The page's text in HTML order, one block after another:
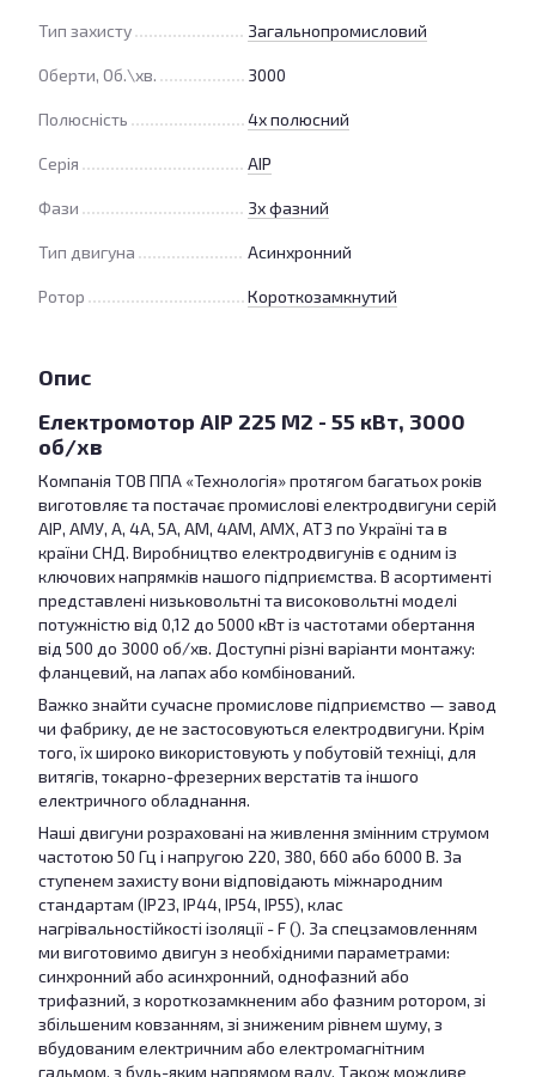
Тип захисту Загальнопромисловий
Оберти, Об.\хв. 3000
Полюсність 4х полюсний
Серія АІР
Фази 3х фазний
Тип двигуна Асинхронний
Ротор Короткозамкнутий
Опис
Електромотор АІР 225 M2 - 55 кВт, 3000
об/хв
Компанія ТОВ ППА «Технологія» протягом багатьох років
виготовляє та постачає промислові електродвигуни серій
АІР, АМУ, А, 4А, 5А, АМ, 4АМ, АМХ, АТ3 по Україні та в
країни СНД. Виробництво електродвигунів є одним із
ключових напрямків нашого підприємства. В асортименті
представлені низьковольтні та високовольтні моделі
потужністю від 0,12 до 5000 кВт із частотами обертання
від 500 до 3000 об/хв. Доступні різні варіанти монтажу:
фланцевий, на лапах або комбінований.
Важко знайти сучасне промислове підприємство — завод
чи фабрику, де не застосовуються електродвигуни. Крім
того, їх широко використовують у побутовій техніці, для
витягів, токарно-фрезерних верстатів та іншого
електричного обладнання.
Наші двигуни розраховані на живлення змінним струмом
частотою 50 Гц і напругою 220, 380, 660 або 6000 В. За
ступенем захисту вони відповідають міжнародним
стандартам (IP23, IP44, IP54, IP55), клас
нагрівальностійкості ізоляції - F (). За спецзамовленням
ми виготовимо двигун з необхідними параметрами:
синхронний або асинхронний, однофазний або
трифазний, з короткозамкненим або фазним ротором, зі
збільшеним ковзанням, зі зниженим рівнем шуму, з
вбудованим електричним або електромагнітним
гальмом, з будь-яким напрямом валу. Також можливе